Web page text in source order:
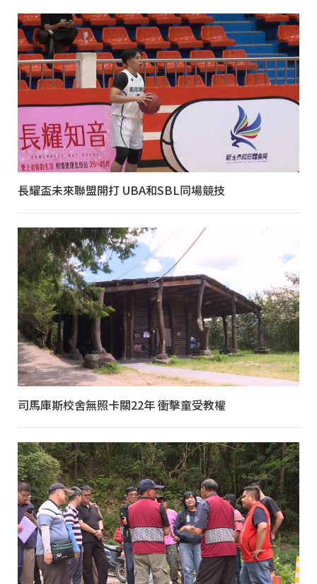
長耀盃未來聯盟開打 UBA和SBL同場競技
司馬庫斯校舍無照卡關22年 衝擊童受教權